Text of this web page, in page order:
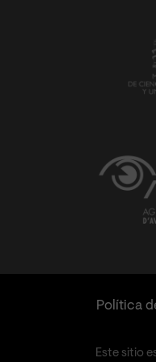
Política
Este sitio